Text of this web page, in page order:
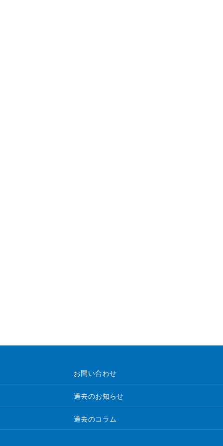
お問い合わせ
過去のお知らせ
過去のコラム